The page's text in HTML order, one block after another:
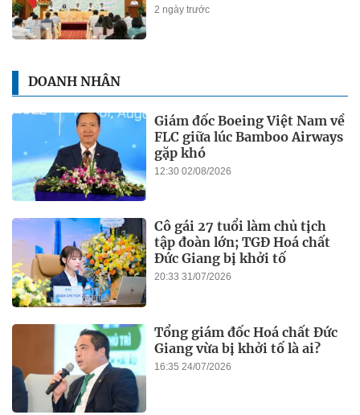
2 ngày trước
DOANH NHÂN
Giám đốc Boeing Việt Nam về
FLC giữa lúc Bamboo Airways
gặp khó
12:30 02/08/2026
Cô gái 27 tuổi làm chủ tịch
tập đoàn lớn; TGĐ Hoá chất
Đức Giang bị khởi tố
20:33 31/07/2026
Tổng giám đốc Hoá chất Đức
Giang vừa bị khởi tố là ai?
16:35 24/07/2026